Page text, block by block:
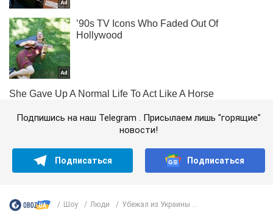
Подпишись на наш Telegram . Присылаем лишь "горящие"
новости!
Подписаться Подписаться
Шоу Люди Убежал из Украины ...